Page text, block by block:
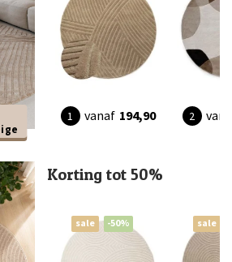
vanaf 194,90
Korting tot 50%
sale -50% sale